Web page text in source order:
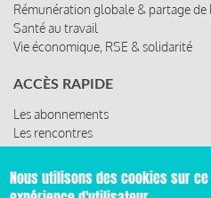
Rémunération globale & partage de
Santé au travail
Vie économique, RSE & solidarité
ACCÈS RAPIDE
Les abonnements
Les rencontres
Les ressources
Nous utilisons des cookies sur